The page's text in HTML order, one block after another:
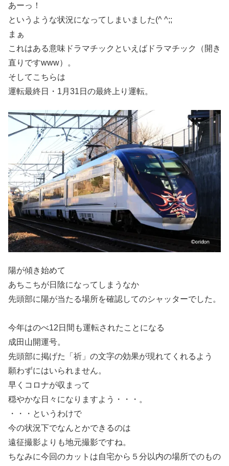
あーっ！
というような状況になってしまいました(^ ^;;
まぁ
これはある意味ドラマチックといえばドラマチック（開き
直りですwww）。
そしてこちらは
運転最終日・1月31日の最終上り運転。
陽が傾き始めて
あちこちが日陰になってしまうなか
先頭部に陽が当たる場所を確認してのシャッターでした。
今年はのべ12日間も運転されたことになる
成田山開運号。
先頭部に掲げた「祈」の文字の効果が現れてくれるよう
願わずにはいられません。
早くコロナが収まって
穏やかな日々になりますよう・・・。
・・・というわけで
今の状況下でなんとかできるのは
遠征撮影よりも地元撮影ですね。
ちなみに今回のカットは自宅から５分以内の場所でのもの